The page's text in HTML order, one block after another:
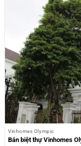
Vinhomes Olympic
Bán biệt thự Vinhomes